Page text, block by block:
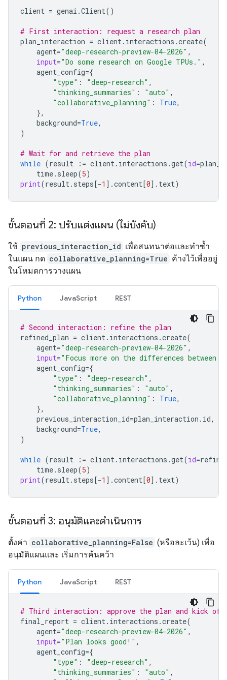
client = genai .Client()
# First interaction: request a research plan
plan_interaction = client. interactions .create(
agent="deep-research-preview-04-2026" ,
input="Do some research on Google TPUs." ,
agent_config={
"type" : "deep-research" ,
"thinking_summaries" : "auto" ,
"collaborative_planning" : True,
},
background=True,
)
# Wait for and retrieve the plan
while (result := client. interactions .get(id=
time. sleep(5)
print(result. steps[-1 ] .content[0] . text)
ขั้นตอนที่ 2: ปรับแต่งแผน (ไม่บังคับ)
ใช้ previous_interaction_id เพื่อสนทนาต่อและทำซ้ำ
ในแผน กด collaborative_planning=True ค้างไว้เพื่ออยู่
ในโหมดการวางแผน
Python JavaScript REST
# Second interaction: refine the plan
refined_plan = client. interactions .create(
agent="deep-research-preview-04-2026" ,
input="Focus more on the differences between
agent_config={
"type" : "deep-research" ,
"thinking_summaries" : "auto" ,
"collaborative_planning" : True,
},
previous_interaction_id=plan_interaction . id,
background=True,
)
while (result := client. interactions .get(id=
time. sleep(5)
print(result. steps[-1 ] .content[0] . text)
ขั้นตอนที่ 3: อนุมัติและดำเนินการ
ตั้งค่า collaborative_planning=False (หรือละเว้น) เพื่อ
อนุมัติแผนและ เริ่มการค้นคว้า
Python JavaScript REST
# Third interaction: approve the plan and kick off
final_report = client. interactions .create(
agent="deep-research-preview-04-2026" ,
input="Plan looks good!" ,
agent_config={
"type" : "deep-research" ,
"thinking_summaries" : "auto" ,